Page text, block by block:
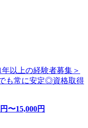
以上の経験者募集＞
も常に安定◎資格取得
円〜15,000円